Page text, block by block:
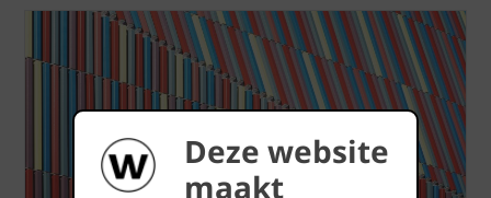
Deze website
maakt